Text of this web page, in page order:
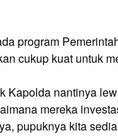
program
cukup kuat untuk
Kapolda nantinya
mereka
pupuknya kita